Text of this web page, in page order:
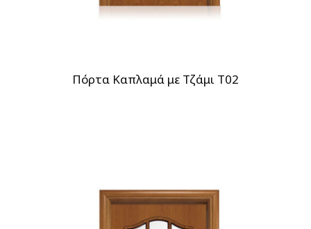
Πόρτα Καπλαμά με Τζάμι T02